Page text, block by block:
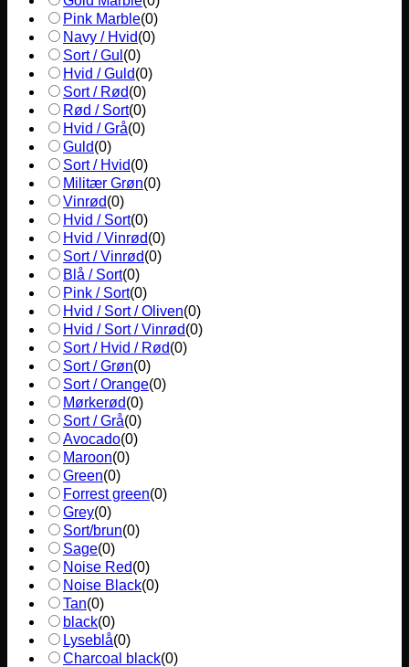
Pink Marble(0)
Navy / Hvid(0)
Sort / Gul (0)
Hvid / Guld(0)
Sort / Rød(0)
Rød / Sort(0)
Hvid / Grå(0)
Guld(0)
Sort / Hvid(0)
Militær Grøn(0)
Vinrød(0)
Hvid / Sort(0)
Hvid / Vinrød(0)
Sort / Vinrød(0)
Blå / Sort(0)
Pink / Sort(0)
Hvid / Sort / Oliven(0)
Hvid / Sort / Vinrød(0)
Sort / Hvid / Rød(0)
Sort / Grøn(0)
Sort / Orange(0)
Mørkerød(0)
Sort / Grå(0)
Avocado(0)
Maroon(0)
Green(0)
Forrest green(0)
Grey(0)
Sort/brun(0)
Sage(0)
Noise Red(0)
Noise Black(0)
Tan(0)
black(0)
Lyseblå(0)
Charcoal black(0)